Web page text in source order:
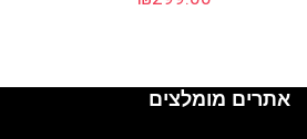
אתרים מומלצים